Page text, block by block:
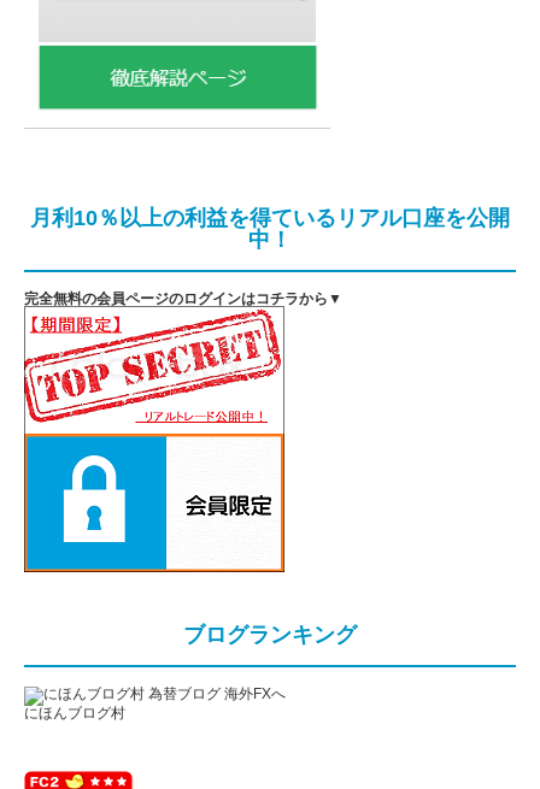
月利10％以上の利益を得ているリアル口座を公開
中！
完全無料の会員ページのログインはコチラから▼
ブログランキング
にほんブログ村